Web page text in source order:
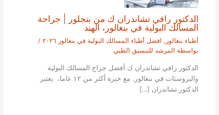
الدكتور رافي تشاندران ك من بنجلور | جراحة
المسالك البولية في بنغالور، الهند
أطباء بنغالور , افضل أطباء المسالك البولية في بنغالور ٢٠٢٦
/
بواسطة المرشد للتنسيق الطبي
الدكتور رافي تشاندران ك أفضل جراح المسالك البولية
والبروستات في بنغالور. مع خبرة أكثر من ١٢ عاما، يعتبر
الدكتور تشاندران […]